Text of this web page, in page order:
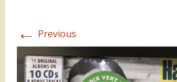
← Previous